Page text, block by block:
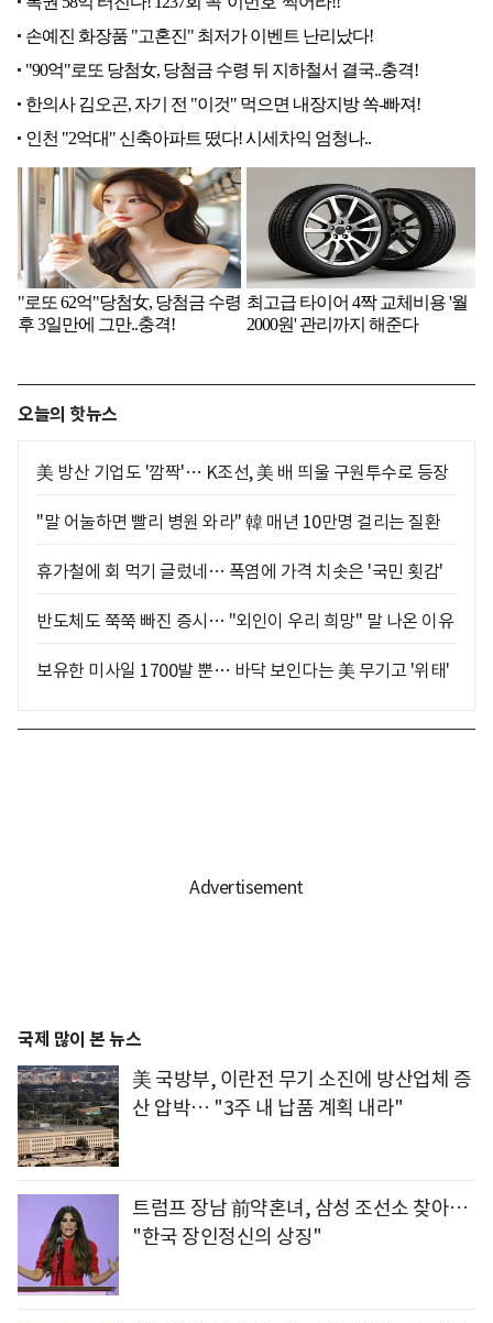
오늘의 핫뉴스
美 방산 기업도 '깜짝'… K조선, 美 배 띄울 구원투수로 등장
"말 어눌하면 빨리 병원 와라" 韓 매년 10만명 걸리는 질환
휴가철에 회 먹기 글렀네… 폭염에 가격 치솟은 '국민 횟감'
반도체도 쭉쭉 빠진 증시… "외인이 우리 희망" 말 나온 이유
보유한 미사일 1700발 뿐… 바닥 보인다는 美 무기고 '위태'
국제 많이 본 뉴스
美 국방부, 이란전 무기 소진에 방산업체 증
산 압박… "3주 내 납품 계획 내라"
트럼프 장남 前약혼녀, 삼성 조선소 찾아…
"한국 장인정신의 상징"